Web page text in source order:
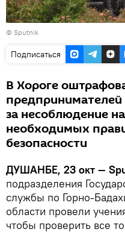
© Sputnik
Подписаться
В Хороге
за несоблюдение
необходимых
безопасности
ДУШАНБЕ, 23 окт —
подразделения
службы по Горно-
области провели
чтобы проверить все